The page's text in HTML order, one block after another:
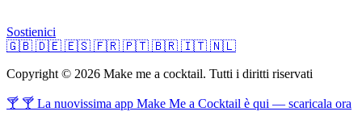
Sostienici
🇬🇧 🇩🇪 🇪🇸 🇫🇷 🇵🇹 🇧🇷 🇮🇹 🇳🇱
Copyright © 2026 Make me a cocktail. Tutti i diritti riservati
🍸 🍸 La nuovissima app Make Me a Cocktail è qui — scaricala ora